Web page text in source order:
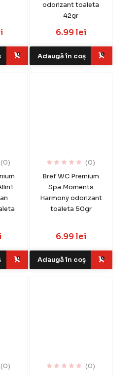
odorizant toaleta
42gr
6.99 lei
Adaugă în coș
(0) (0)
Bref WC Premium
Spa Moments
Harmony odorizant
toaleta 50gr
6.99 lei
Adaugă în coș
(0) (0)